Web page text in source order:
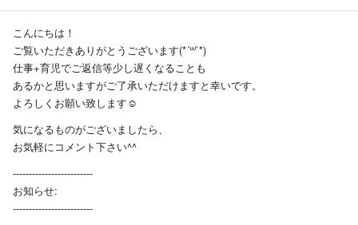
こんにちは！
ご覧いただきありがとうございます(*´꒳`*)
仕事+育児でご返信等少し遅くなることも
あるかと思いますがご了承いただけますと幸いです。
よろしくお願い致します☺︎
気になるものがございましたら、
お気軽にコメント下さい^^
-------------------------
お知らせ:
-------------------------